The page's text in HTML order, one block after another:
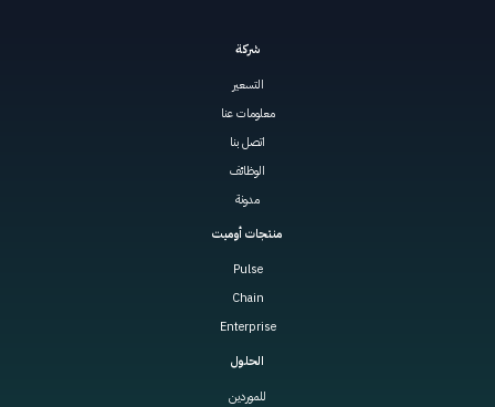
شركة
التسعير
معلومات عنا
اتصل بنا
الوظائف
مدونة
منتجات أوميت
Pulse
Chain
Enterprise
الحلول
للموردين